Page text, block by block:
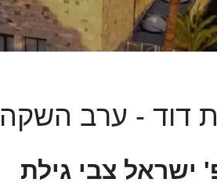
דוד - ערב השקה
ישראל צבי גילת